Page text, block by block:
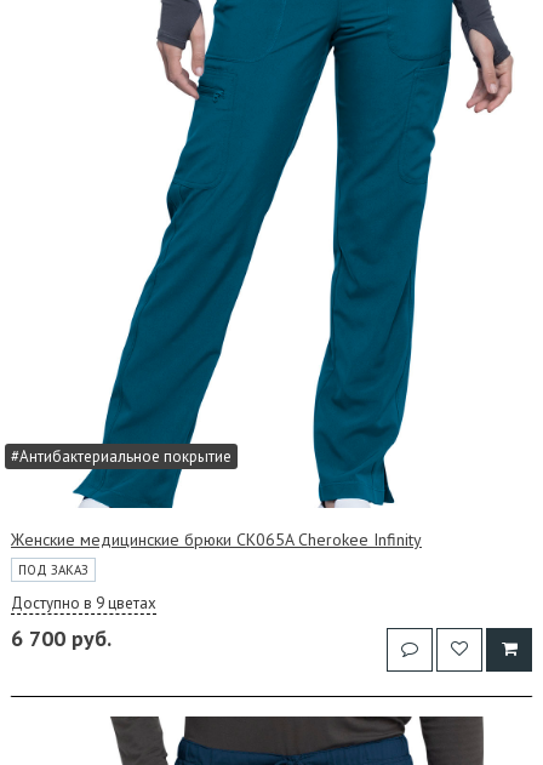
#Антибактериальное покрытие
Женские медицинские брюки CK065A Cherokee Infinity
ПОД ЗАКАЗ
Доступно в 9 цветах
6 700 руб.